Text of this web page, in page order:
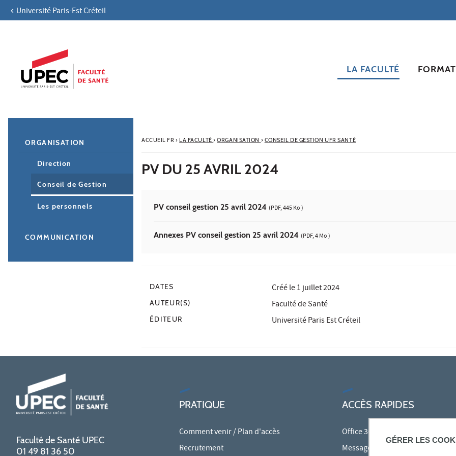
GÉRER LES
Aller au contenu
Navigation secondaire
Université Paris-Est Créteil
LA FACULTÉ
ACCUEIL FR› LA FACULTÉ› ORGANISATION › CONSEIL DE GESTION UFR SANTÉ
PV DU 25 AVRIL 2024
PV conseil gestion 25 avril 2024 (PDF, 445 Ko )
Annexes PV conseil gestion 25 avril 2024 (PDF, 4 Mo )
DATES Créé le1 juillet 2024
AUTEUR(S) Faculté de Santé
ÉDITEUR Université Paris Est Créteil
ORGANISATION
Direction
Conseil de Gestion
Les personnels
COMMUNICATION
Faculté de Santé UPEC
01 49 81 36 50
PRATIQUE
Comment venir / Plan d'accès
Recrutement
ACCÈS RAPIDES
Office 365
Messagerie des personnels